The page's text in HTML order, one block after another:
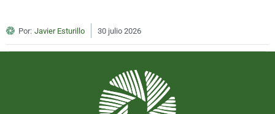
Por: Javier Esturillo 30 julio 2026